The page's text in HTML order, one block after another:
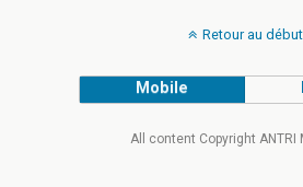
Retour au début
Mobile
All content Copyright ANTRI